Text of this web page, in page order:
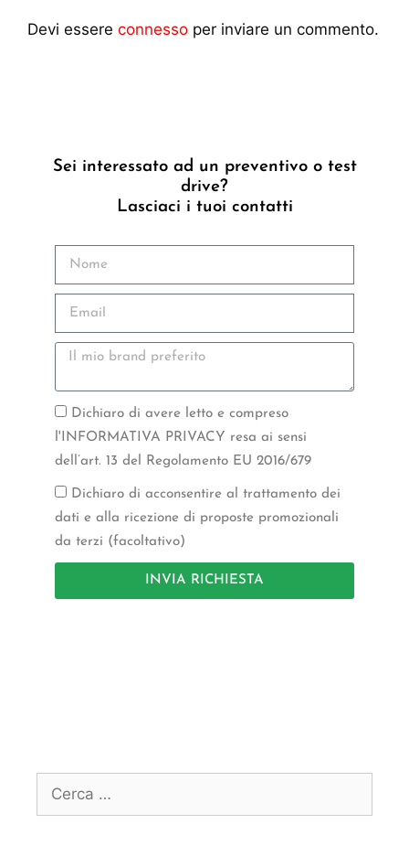
Devi essere connesso per inviare un commento.
Sei interessato ad un preventivo o test
drive?
Lasciaci i tuoi contatti
Dichiaro di avere letto e compreso
l'INFORMATIVA PRIVACY resa ai sensi
dell’art. 13 del Regolamento EU 2016/679
Dichiaro di acconsentire al trattamento dei
dati e alla ricezione di proposte promozionali
da terzi (facoltativo)
INVIA RICHIESTA